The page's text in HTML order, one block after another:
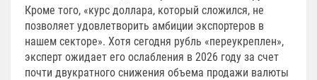
Кроме того, «курс доллара, который сложился, не
позволяет удовлетворить амбиции экспортеров в
нашем секторе». Хотя сегодня рубль «переукреплен»,
эксперт ожидает его ослабления в 2026 году за счет
почти двукратного снижения объема продажи валюты